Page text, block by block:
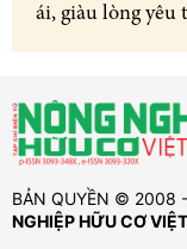
ái, giàu lòng yêu
BẢN QUYỀN © 2008
NGHIỆP HỮU CƠ